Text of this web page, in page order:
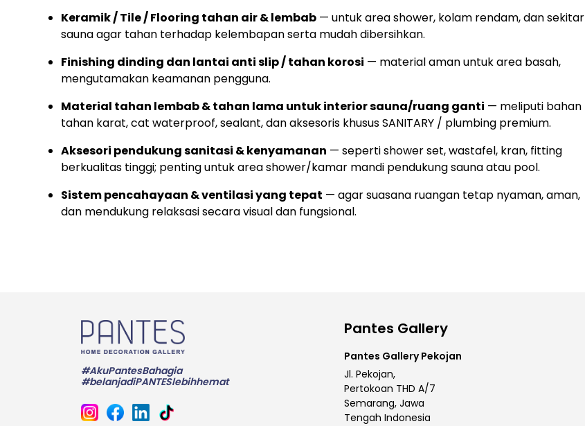
Keramik / Tile / Flooring tahan air & lembab — untuk area shower, kolam rendam, dan sekitar
sauna agar tahan terhadap kelembapan serta mudah dibersihkan.
Finishing dinding dan lantai anti slip / tahan korosi — material aman untuk area basah,
mengutamakan keamanan pengguna.
Material tahan lembab & tahan lama untuk interior sauna/ruang ganti — meliputi bahan
tahan karat, cat waterproof, sealant, dan aksesoris khusus SANITARY / plumbing premium.
Aksesori pendukung sanitasi & kenyamanan — seperti shower set, wastafel, kran, fitting
berkualitas tinggi; penting untuk area shower/kamar mandi pendukung sauna atau pool.
Sistem pencahayaan & ventilasi yang tepat — agar suasana ruangan tetap nyaman, aman,
dan mendukung relaksasi secara visual dan fungsional.
#AkuPantesBahagia
#belanjadiPANTESlebihhemat
Pantes Gallery
Pantes Gallery Pekojan
Jl. Pekojan,
Pertokoan THD A/7
Semarang, Jawa
Tengah Indonesia